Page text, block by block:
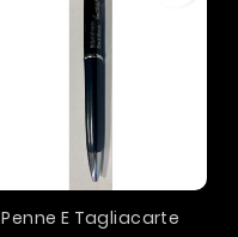
Penne E Tagliacarte